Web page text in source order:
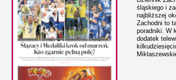
śląskiego i
najbliższej
Zachodni to
poradniki. W
dodatek